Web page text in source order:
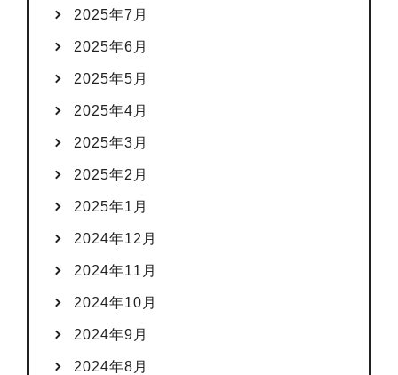
2025年7月
2025年6月
2025年5月
2025年4月
2025年3月
2025年2月
2025年1月
2024年12月
2024年11月
2024年10月
2024年9月
2024年8月